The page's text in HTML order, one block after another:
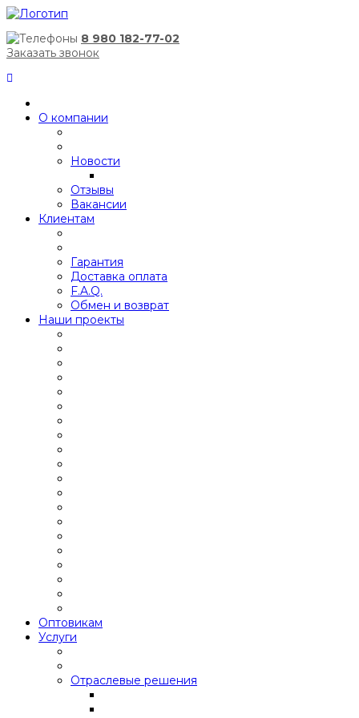
8 980 182-77-02
Заказать звонок
О компании
Новости
Отзывы
Вакансии
Клиентам
Гарантия
Доставка оплата
F.A.Q.
Обмен и возврат
Наши проекты
Оптовикам
Услуги
Отраслевые решения